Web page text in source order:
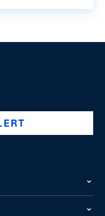
swiss-national-
@swissnationalbank